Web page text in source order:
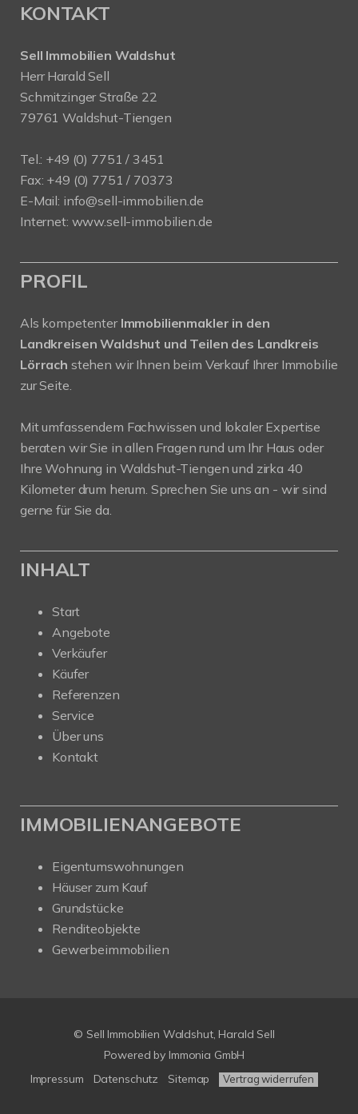
KONTAKT
Sell Immobilien Waldshut
Herr Harald Sell
Schmitzinger Straße 22
79761 Waldshut-Tiengen
Tel.: +49 (0) 7751 / 3451
Fax: +49 (0) 7751 / 70373
E-Mail: info@sell-immobilien.de
Internet: www.sell-immobilien.de
PROFIL
Als kompetenter Immobilienmakler in den
Landkreisen Waldshut und Teilen des Landkreis
Lörrach stehen wir Ihnen beim Verkauf Ihrer Immobilie
zur Seite.
Mit umfassendem Fachwissen und lokaler Expertise
beraten wir Sie in allen Fragen rund um Ihr Haus oder
Ihre Wohnung in Waldshut-Tiengen und zirka 40
Kilometer drum herum. Sprechen Sie uns an - wir sind
gerne für Sie da.
INHALT
Start
Angebote
Verkäufer
Käufer
Referenzen
Service
Über uns
Kontakt
IMMOBILIENANGEBOTE
Eigentumswohnungen
Häuser zum Kauf
Grundstücke
Renditeobjekte
Gewerbeimmobilien
© Sell Immobilien Waldshut, Harald Sell
Powered by Immonia GmbH
Impressum
Datenschutz Sitemap Vertrag widerrufen